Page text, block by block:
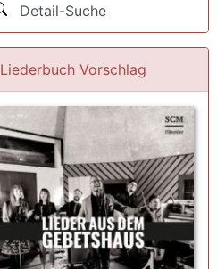
Detail-Suche
Liederbuch Vorschlag